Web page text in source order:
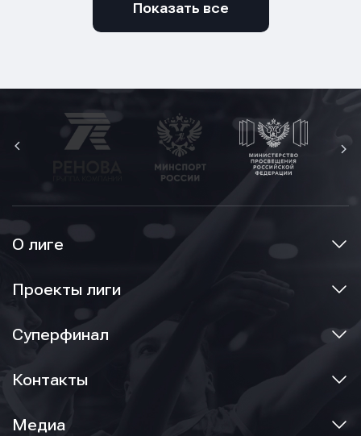
Показать все
О лиге
Проекты лиги
Суперфинал
Контакты
Медиа